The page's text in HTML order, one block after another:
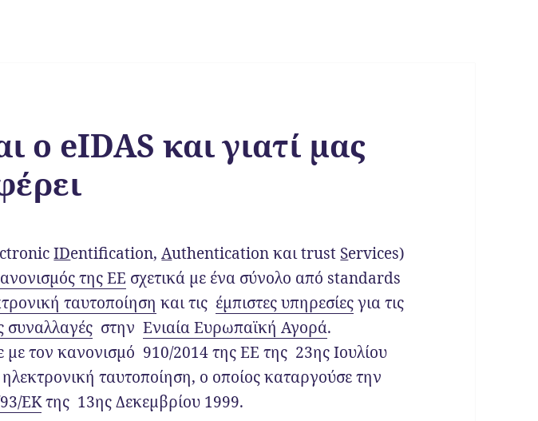
ο eIDAS και γιατί μας
IDentification,Authentication και trust Services)
της ΕΕ σχετικά με ένα σύνολο από standards
ταυτοποίηση και τις έμπιστες υπηρεσίεςγια τις
συναλλαγές στηνΕνιαία Ευρωπαϊκή Αγορά.
τον κανονισμό 910/2014 της ΕΕ της 23ης Ιουλίου
ταυτοποίηση, ο οποίος καταργούσε την
ΕΚτης 13ης Δεκεμβρίου 1999.